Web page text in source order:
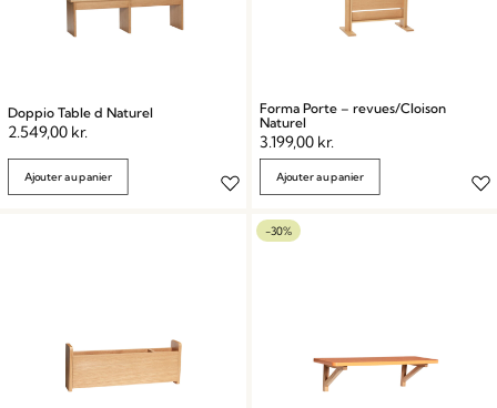
Doppio Table d Naturel
2.549,00 kr.
Ajouter au panier
Forma Porte – revues/Cloison
Naturel
3.199,00 kr.
Ajouter au panier
-30%